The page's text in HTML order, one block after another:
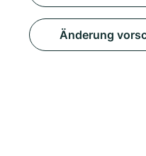
Änderung